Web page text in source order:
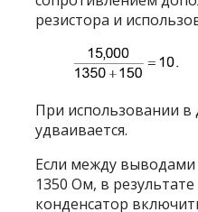
резистора и
При использовании в
удваивается.
Если между выводами
1350 Ом, в
конденсатор